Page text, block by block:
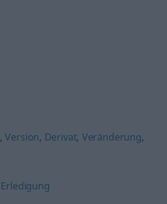
,Version, Derivat, Veränderung,
Erledigung